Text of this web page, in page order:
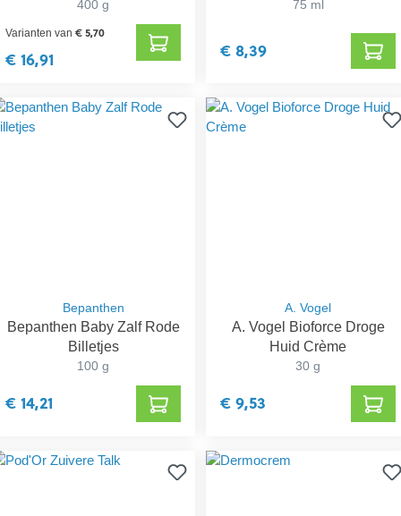
400 g
Varianten van€ 5,70
€ 16,91
75 ml
€ 8,39
Bepanthen
Bepanthen Baby Zalf Rode
Billetjes
100 g
€ 14,21
A. Vogel
A. Vogel Bioforce Droge
Huid Crème
30 g
€ 9,53